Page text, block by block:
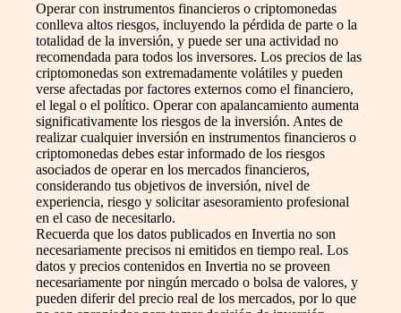
Operar con instrumentos financieros o criptomonedas
conlleva altos riesgos, incluyendo la pérdida de parte o la
totalidad de la inversión, y puede ser una actividad no
recomendada para todos los inversores. Los precios de las
criptomonedas son extremadamente volátiles y pueden
verse afectadas por factores externos como el financiero,
el legal o el político. Operar con apalancamiento aumenta
significativamente los riesgos de la inversión. Antes de
realizar cualquier inversión en instrumentos financieros o
criptomonedas debes estar informado de los riesgos
asociados de operar en los mercados financieros,
considerando tus objetivos de inversión, nivel de
experiencia, riesgo y solicitar asesoramiento profesional
en el caso de necesitarlo.
Recuerda que los datos publicados en Invertia no son
necesariamente precisos ni emitidos en tiempo real. Los
datos y precios contenidos en Invertia no se proveen
necesariamente por ningún mercado o bolsa de valores, y
pueden diferir del precio real de los mercados, por lo que